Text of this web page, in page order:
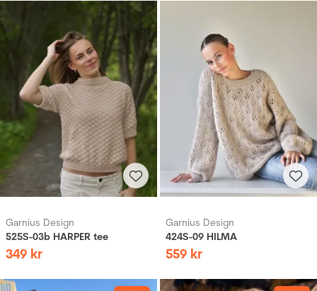
Garnius Design
525S-03b HARPER tee
349 kr
Garnius Design
424S-09 HILMA
559 kr